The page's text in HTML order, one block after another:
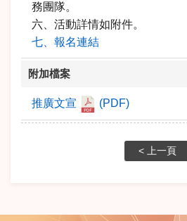
務團隊。
六、活動詳情如附件。
七、報名連結
附加檔案
推廣文宣 (PDF)
< 上一頁